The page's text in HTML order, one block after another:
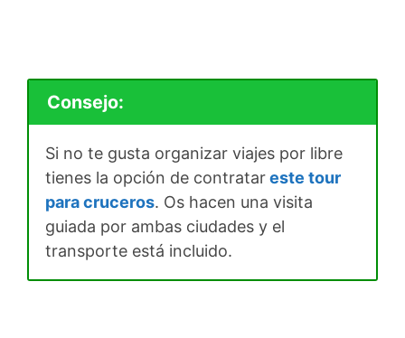
Consejo:
Si no te gusta organizar viajes por libre
tienes la opción de contratareste tour
para cruceros. Os hacen una visita
guiada por ambas ciudades y el
transporte está incluido.